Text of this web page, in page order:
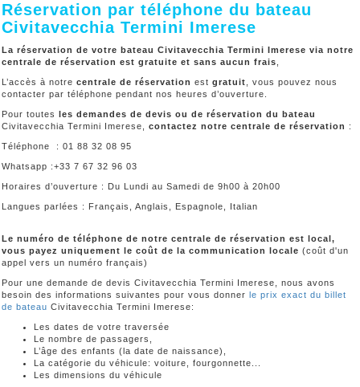
Réservation par téléphone du bateau
Civitavecchia Termini Imerese
La réservation de votre bateau Civitavecchia Termini Imerese via notre
centrale de réservation est gratuite et sans aucun frais
L’accès à notre centrale de réservation est gratuit , vous pouvez nous
contacter par téléphone pendant nos heures d’ouverture.
Pour toutes les demandes de devis ou de réservation du bateau
Civitavecchia Termini Imerese, contactez notre centrale de réservation :
Téléphone : 01 88 32 08 95
Whatsapp :+33 7 67 32 96 03
Horaires d’ouverture : Du Lundi au Samedi de 9h00 à 20h00
Langues parlées : Français, Anglais, Espagnole, Italian
Le numéro de téléphone de notre centrale de réservation est local,
vous payez uniquement le coût de la communication locale (coût d'un
appel vers un numéro français)
Pour une demande de devis Civitavecchia Termini Imerese, nous avons
besoin des informations suivantes pour vous donner le prix exact du billet
de bateau Civitavecchia Termini Imerese:
Les dates de votre traversée
Le nombre de passagers,
L’âge des enfants (la date de naissance),
La catégorie du véhicule: voiture, fourgonnette...
Les dimensions du véhicule